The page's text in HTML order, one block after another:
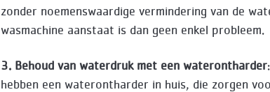
zonder noemenswaardige vermindering van de
wasmachine aanstaat is dan geen enkel probleem.
3. Behoud van waterdruk met een waterontharder
hebben een waterontharder in huis, die zorgen